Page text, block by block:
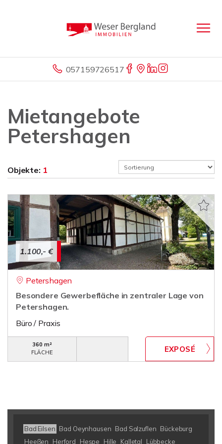
057159726517
Mietangebote
Petershagen
Objekte: 1
1.100,- €
Petershagen
Besondere Gewerbefläche in zentraler Lage von
Petershagen.
Büro / Praxis
360 m²
FLÄCHE
Bad Eilsen Bad Oeynhausen Bad Salzuflen Bückeburg
Heeßen
Herford Hespe Hille Kalletal
Lübbecke